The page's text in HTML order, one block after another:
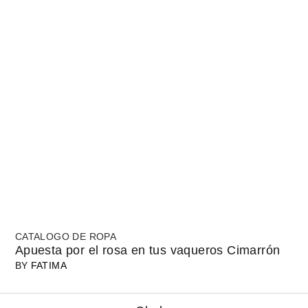
CATALOGO DE ROPA
Apuesta por el rosa en tus vaqueros Cimarrón
BY FATIMA